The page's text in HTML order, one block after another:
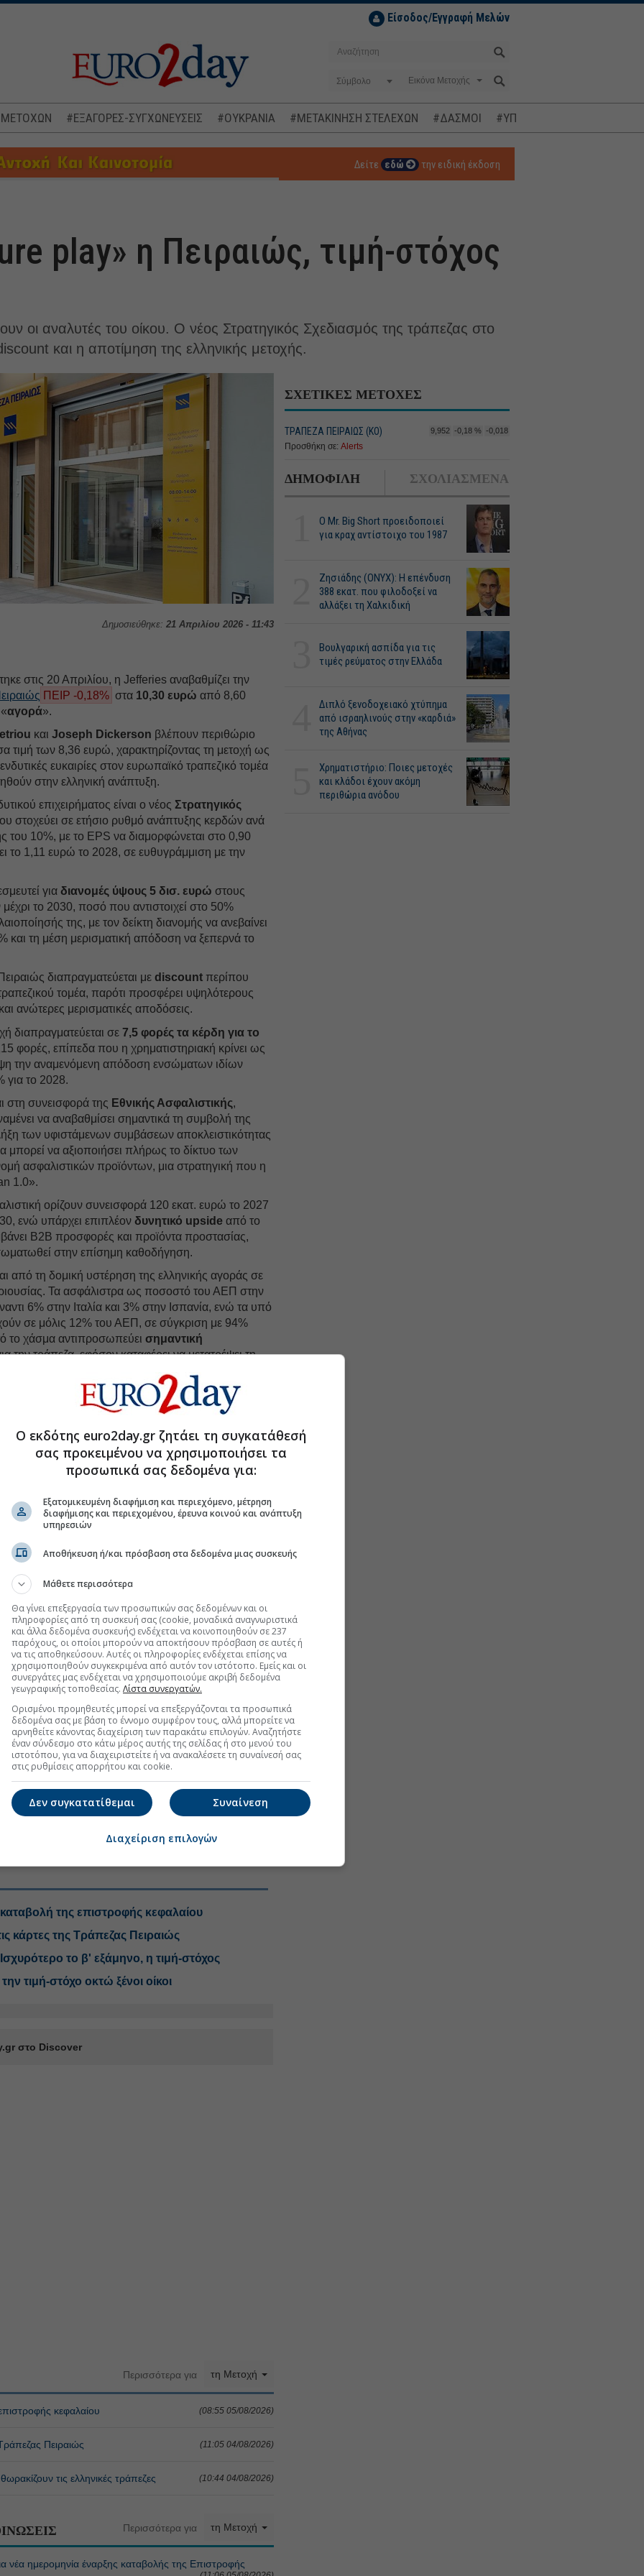
Είσοδος/Εγγραφή Μελών
Σύμβολο
ΜΕΤΟΧΩΝ #ΕΞΑΓΟΡΕΣ-ΣΥΓΧΩΝΕΥΣΕΙΣ #ΟΥΚΡΑΝΙΑ #ΜΕΤΑΚΙΝΗΣΗ ΣΤΕΛΕΧΩΝ #ΔΑΣΜΟΙ #ΥΠΟΚΛΟΠΕΣ
Δείτε εδώ την ειδική έκδοση
play» η Πειραιώς, τιμή-στόχος
οι αναλυτές του οίκου. Ο νέος Στρατηγικός Σχεδιασμός της τράπεζας στο
και η αποτίμηση της ελληνικής μετοχής.
Δημοσιεύθηκε: 21 Απριλίου 2026 - 11:43
στις 20 Απριλίου, η Jefferies αναβαθμίζει την
ΠΕΙΡ -0,18% στα 10,30 ευρώ από 8,60
αγορά».
καιJoseph Dickerson βλέπουν περιθώριο
τιμή των 8,36 ευρώ, χαρακτηρίζοντας τη μετοχή ως
ευκαιρίες στον ευρωπαϊκό τραπεζικό τομέα
στην ελληνική ανάπτυξη.
επιχειρήματος είναι ο νέοςΣτρατηγικός
στοχεύει σε ετήσιο ρυθμό ανάπτυξης κερδών ανά
του 10%, με το EPS να διαμορφώνεται στο 0,90
το 1,11 ευρώ το 2028, σε ευθυγράμμιση με την
γιαδιανομές ύψους 5 δισ. ευρώ στους
το 2030, ποσό που αντιστοιχεί στο 50%
της, με τον δείκτη διανομής να ανεβαίνει
και τη μέση μερισματική απόδοση να ξεπερνά το
διαπραγματεύεται μεdiscount περίπου
τομέα, παρότι προσφέρει υψηλότερους
ανώτερες μερισματικές αποδόσεις.
διαπραγματεύεται σε7,5 φορές τα κέρδη για το
φορές, επίπεδα που η χρηματιστηριακή κρίνει ως
την αναμενόμενη απόδοση ενσώματων ιδίων
για το 2028.
στη συνεισφορά της Εθνικής Ασφαλιστικής,
να αναβαθμίσει σημαντικά τη συμβολή της
των υφιστάμενων συμβάσεων αποκλειστικότητας
μπορεί να αξιοποιήσει πλήρως το δίκτυο των
ασφαλιστικών προϊόντων, μια στρατηγική που η
1.0».
ορίζουν συνεισφορά 120 εκατ. ευρώ το 2027
ενώ υπάρχει επιπλέονδυνητικό upside από το
B2B προσφορές και προϊόντα προστασίας,
στην επίσημη καθοδήγηση.
από τη δομική υστέρηση της ελληνικής αγοράς σε
Τα ασφάλιστρα ως ποσοστό του ΑΕΠ στην
6% στην Ιταλία και 3% στην Ισπανία, ενώ τα υπό
σε μόλις 12% του ΑΕΠ, σε σύγκριση με 94%
το χάσμα αντιπροσωπεύεισημαντική
την τράπεζα, εφόσον καταφέρει να μετατρέψει τη
από προμήθειες.
νέο Στρατηγικό Σχέδιο θέτει στόχο για δείκτη
έως το 2030, από 34% που εκτιμάται για το
εφικτό, σημειώνοντας ότι η Πειραιώς ήδη
κόστους μεταξύ των ελληνικών τραπεζών.
οι αναλυτές προβλέπουν μια σταθερή αρχή της
περίπου 1 δισ. ευρώ και σταθερά καθαρά έσοδα
τάση να αναμένεται να εκδηλωθεί στη
εξελίξεις με την υπογραφη εγκυρότητας του Euro2day.gr
FOLLOW US
Ακολουθήστε τη σελίδα τουEuro2day.grστοLinkedin
από την έκθεση της Jefferies είναι αυτή μιας
επιτυχώς τη φάση εξυγίανσης και βρίσκεται πλέον
επιστροφή κεφαλαίων στους μετόχους.
σε discount έναντι του κλάδου και τους καταλύτες
αποτελέσματα του πρώτου τριμήνου στις 30
του bancassurance μοντέλου από το 2027, η
σημείο εισόδου με ευνοϊκό risk/reward.
#Τιμή στόχος μετοχής
της επιστροφής κεφαλαίου
κάρτες της Τράπεζας Πειραιώς
το β' εξάμηνο, η τιμή-στόχος
τιμή-στόχο οκτώ ξένοι οίκοι
στο Discover
ΣΧΕΤΙΚΕΣ ΜΕΤΟΧΕΣ
ΤΡΑΠΕΖΑ ΠΕΙΡΑΙΩΣ (ΚΟ) 9,952 -0,18 % -0,018
Προσθήκη σε: Alerts
ΔΗΜΟΦΙΛΗ ΣΧΟΛΙΑΣΜΕΝΑ
O Mr. Big Short προειδοποιεί
για κραχ αντίστοιχο του 1987
Ζησιάδης (ONYX): Η επένδυση
388 εκατ. που φιλοδοξεί να
αλλάξει τη Χαλκιδική
Βουλγαρική ασπίδα για τις
τιμές ρεύματος στην Ελλάδα
Διπλό ξενοδοχειακό χτύπημα
από ισραηλινούς στην «καρδιά»
της Αθήνας
Χρηματιστήριο: Ποιες μετοχές
και κλάδοι έχουν ακόμη
περιθώρια ανόδου
Περισσότερα για τη Μετοχή
κεφαλαίου (08:55 05/08/2026)
Πειραιώς (11:05 04/08/2026)
τις ελληνικές τράπεζες (10:44 04/08/2026)
Περισσότερα για τη Μετοχή
ημερομηνία έναρξης καταβολής της Επιστροφής
Ο εκδότης euro2day.gr ζητάει τη συγκατάθεσή
σας προκειμένου να χρησιμοποιήσει τα
προσωπικά σας δεδομένα για:
Εξατομικευμένη διαφήμιση και περιεχόμενο, μέτρηση
διαφήμισης και περιεχομένου, έρευνα κοινού και ανάπτυξη
υπηρεσιών
Αποθήκευση ή/και πρόσβαση στα δεδομένα μιας συσκευής
Μάθετε περισσότερα
Θα γίνει επεξεργασία των προσωπικών σας δεδομένων και οι
πληροφορίες από τη συσκευή σας (cookie, μοναδικά αναγνωριστικά
και άλλα δεδομένα συσκευής) ενδέχεται να κοινοποιηθούν σε 237
παρόχους, οι οποίοι μπορούν να αποκτήσουν πρόσβαση σε αυτές ή
να τις αποθηκεύσουν. Αυτές οι πληροφορίες ενδέχεται επίσης να
χρησιμοποιηθούν συγκεκριμένα από αυτόν τον ιστότοπο. Εμείς και οι
συνεργάτες μας ενδέχεται να χρησιμοποιούμε ακριβή δεδομένα
γεωγραφικής τοποθεσίας. Λίστα συνεργατών.
Ορισμένοι προμηθευτές μπορεί να επεξεργάζονται τα προσωπικά
δεδομένα σας με βάση το έννομο συμφέρον τους, αλλά μπορείτε να
αρνηθείτε κάνοντας διαχείριση των παρακάτω επιλογών. Αναζητήστε
έναν σύνδεσμο στο κάτω μέρος αυτής της σελίδας ή στο μενού του
ιστοτόπου, για να διαχειριστείτε ή να ανακαλέσετε τη συναίνεσή σας
στις ρυθμίσεις απορρήτου και cookie.
Συναίνεση
Δεν συγκατατίθεμαι
Διαχείριση επιλογών